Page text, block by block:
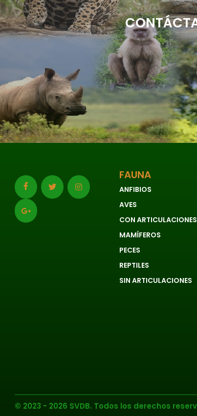
FAUNA
ANFIBIOS
AVES
CON ARTICULACIONES
MAMÍFEROS
PECES
REPTILES
SIN ARTICULACIONES
© 2023 - 2026 SVDB. Todos los derechos